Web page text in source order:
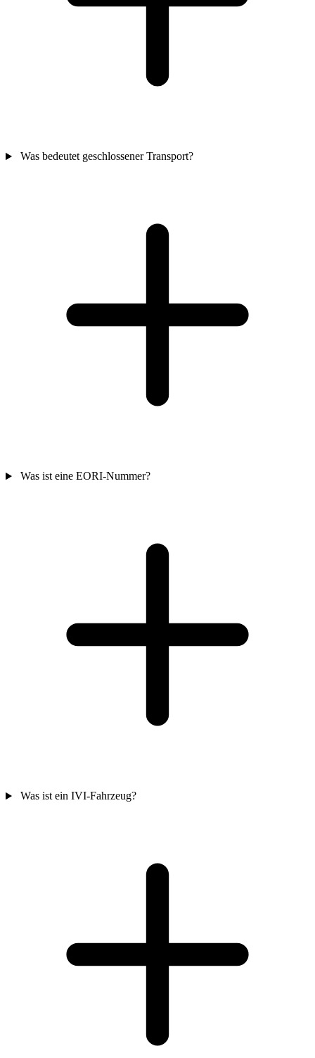
Was bedeutet geschlossener Transport?
Was ist eine EORI-Nummer?
Was ist ein IVI-Fahrzeug?